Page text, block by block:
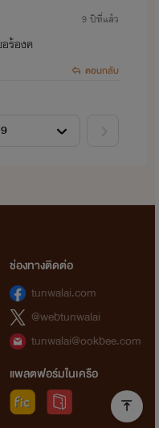
ร้องค
9 ปีที่แล้ว
ตอบกลับ
ช่องทางติดต่อ
tunwalai.com
@webtunwalai
tunwalai@ookbee.com
แพลตฟอร์มในเครือ